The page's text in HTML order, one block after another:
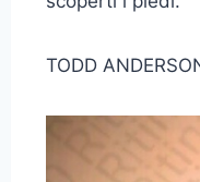
TODD